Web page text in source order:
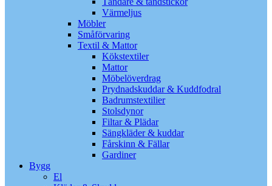
Värmeljus
Möbler
Småförvaring
Textil & Mattor
Kökstextiler
Mattor
Möbelöverdrag
Prydnadskuddar & Kuddfodral
Badrumstextilier
Stolsdynor
Filtar & Plädar
Sängkläder & kuddar
Fårskinn & Fällar
Gardiner
Bygg
El